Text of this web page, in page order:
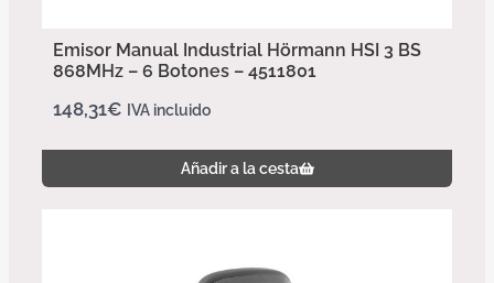
Emisor Manual Industrial Hörmann HSI 3 BS
868MHz – 6 Botones – 4511801
148,31€ IVA incluido
Añadir a la cesta